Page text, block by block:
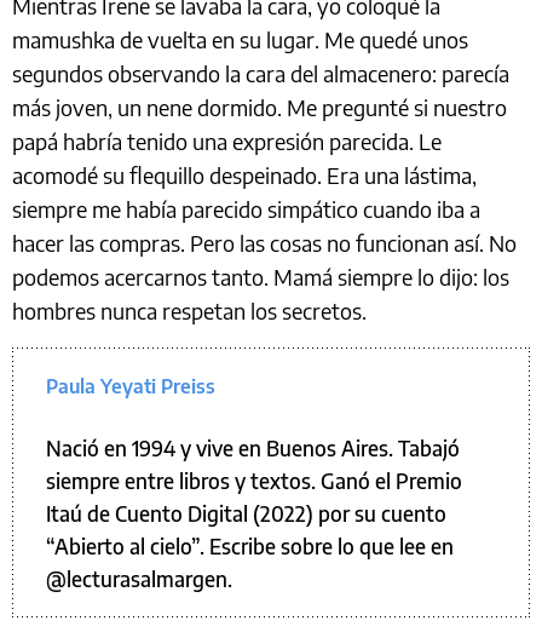
mamushka de vuelta en su lugar. Me quedé unos
segundos observando la cara del almacenero: parecía
más joven, un nene dormido. Me pregunté si nuestro
papá habría tenido una expresión parecida. Le
acomodé su flequillo despeinado. Era una lástima,
siempre me había parecido simpático cuando iba a
hacer las compras. Pero las cosas no funcionan así. No
podemos acercarnos tanto. Mamá siempre lo dijo: los
hombres nunca respetan los secretos.
Paula Yeyati Preiss
Nació en 1994 y vive en Buenos Aires. Tabajó
siempre entre libros y textos. Ganó el Premio
Itaú de Cuento Digital (2022) por su cuento
“Abierto al cielo”. Escribe sobre lo que lee en
@lecturasalmargen.